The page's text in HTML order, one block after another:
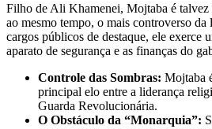
Filho de Ali Khamenei, Mojtaba é talvez
ao mesmo tempo, o mais controverso da
cargos públicos de destaque, ele exerce
aparato de segurança e as finanças do
Controle das Sombras: Mojtaba
principal elo entre a liderança
Guarda Revolucionária.
O Obstáculo da “Monarquia”: